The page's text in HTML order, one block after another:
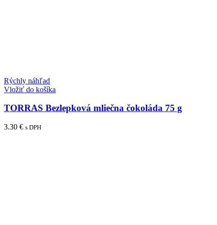
Rýchly náhľad
Vložiť do košíka
TORRAS Bezlepková mliečna čokoláda 75 g
3.30 € s DPH